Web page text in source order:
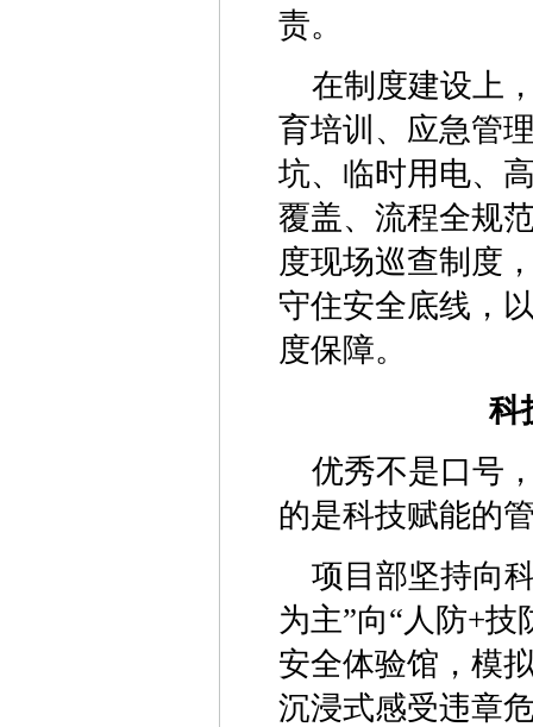
责。
在制度建设上
育培训、应急管
坑、临时用电、
覆盖、流程全规
度现场巡查制度
守住安全底线，
度保障。
科
优秀不是口号
的是科技赋能的
项目部坚持向
为主”向“人防+
安全体验馆，模
沉浸式感受违章